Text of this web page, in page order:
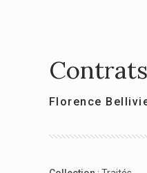
Florence